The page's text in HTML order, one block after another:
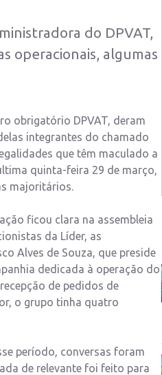
do DPVAT,
operacionais, algumas
obrigatório DPVAT, deram
integrantes do chamado
que têm maculado a
quinta-feira 29 de março,
majoritários.
ficou clara na assembleia
da Líder, as
Alves de Souza, que preside
dedicada à operação do
de pedidos de
o grupo tinha quatro
período, conversas foram
de relevante foi feito para